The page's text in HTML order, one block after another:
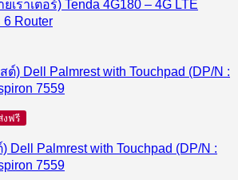
เราเตอร์) Tenda 4G180 – 4G LTE
6 Router
งฟรี
Dell Palmrest with Touchpad (DP/N :
7559